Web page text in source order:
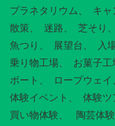
プラネタリウム
キャ
散策
迷路 芝そり
魚つり
展望台 入
乗り物工場
お菓子工
ボート
ロープウェイ
体験イベント
体験ツ
買い物体験
陶芸体験